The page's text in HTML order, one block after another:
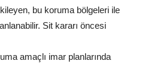
bu koruma bölgeleri ile
Sit kararı öncesi
amaçlı imar planlarında